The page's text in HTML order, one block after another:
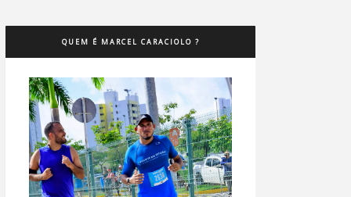
QUEM É MARCEL CARACIOLO ?